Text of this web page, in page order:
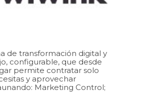
de transformación digital y
configurable, que desde
permite contratar solo
y aprovechar
Marketing Control;